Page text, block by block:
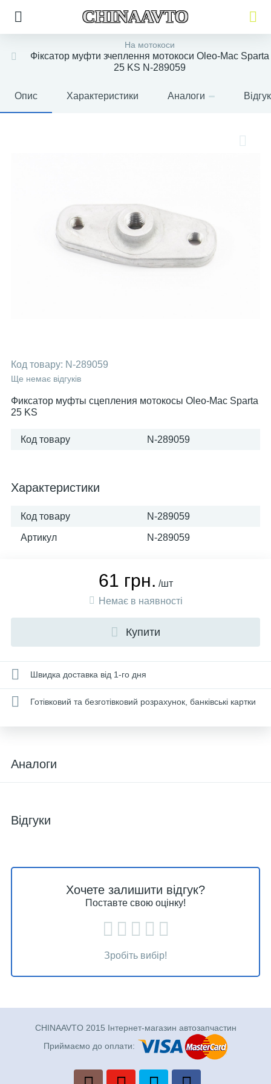
CHINAAVTO
На мотокоси
Фіксатор муфти зчеплення мотокоси Oleo-Mac Sparta
25 KS N-289059
Опис Характеристики Аналоги
Код товару: N-289059
Ще немає відгуків
Фиксатор муфты сцепления мотокосы Oleo-Mac Sparta
25 KS
Код товару N-289059
Характеристики
Код товару N-289059
Артикул N-289059
61 грн. /шт
Немає в наявності
Купити
Швидка доставка від 1-го дня
Готівковий та безготівковий розрахунок, банківські картки
Аналоги
Відгуки
Хочете залишити відгук?
Поставте свою оцінку!
Зробіть вибір!
CHINAAVTO 2015 Інтернет-магазин автозапчастин
Приймаємо до оплати: